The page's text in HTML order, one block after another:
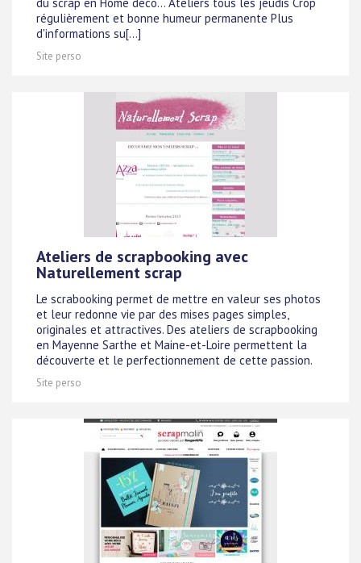
régulièrement et bonne humeur permanente Plus
d'informations su[...]
Site perso
Ateliers de scrapbooking avec
Naturellement scrap
Le scrabooking permet de mettre en valeur ses photos
et leur redonne vie par des mises pages simples,
originales et attractives. Des ateliers de scrapbooking
en Mayenne Sarthe et Maine-et-Loire permettent la
découverte et le perfectionnement de cette passion.
Site perso